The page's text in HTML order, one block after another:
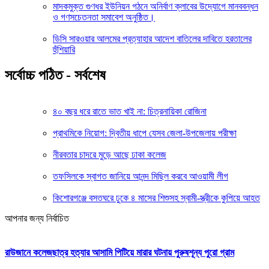
মাদকমুক্ত গুণধর ইউনিয়ন গঠনে অনির্বাণ ক্লাবের উদ্যোগে মানববন্ধন
ও গণসচেতনতা সমাবেশ অনুষ্ঠিত।
ডিসি সারওয়ার আলমের প্রত্যাহার আদেশ বাতিলের দাবিতে হরতালের
হুঁশিয়ারি
সর্বোচ্চ পঠিত - সর্বশেষ
৪০ বছর ধরে রাতে ভাত খাই না: চিত্রনায়িকা রোজিনা
প্রাথমিকে নিয়োগ: দ্বিতীয় ধাপে যেসব জেলা-উপজেলায় পরীক্ষা
নীরবতার চাদরে মুড়ে আছে ঢাকা কলেজ
তফসিলকে স্বাগত জানিয়ে আনন্দ মিছিল করবে আওয়ামী লীগ
কিশোরগঞ্জে বসতঘরে ঢুকে ৪ মাসের শিশুসহ স্বামী-স্ত্রীকে কুপিয়ে আহত
আপনার জন্য নির্বাচিত
রাউজানে কলেজছাত্র হত্যার আসামি পিটিয়ে মারার ঘটনায় পুরুষশূন্য পুরো গ্রাম